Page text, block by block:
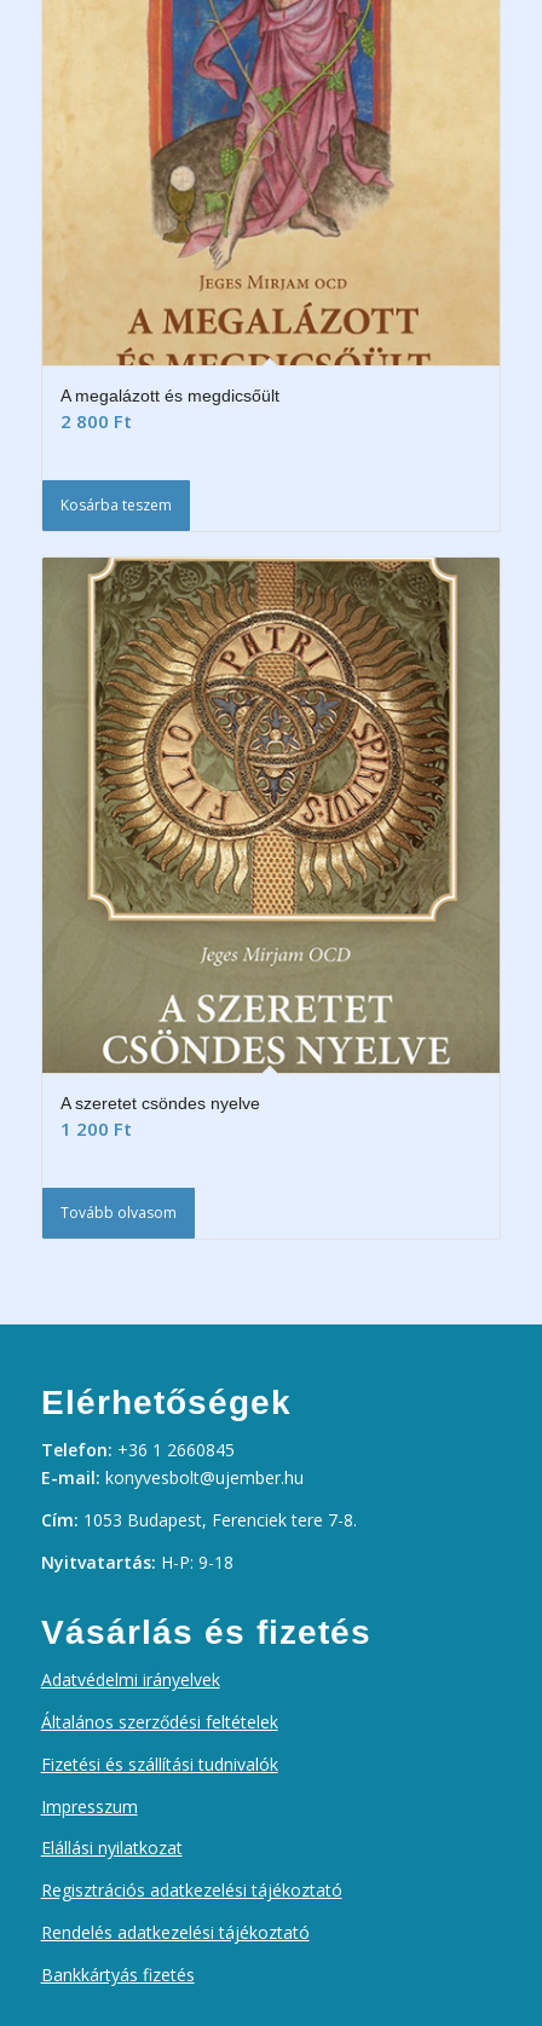
A megalázott és megdicsőült
2 800 Ft
Kosárba teszem
A szeretet csöndes nyelve
1 200 Ft
Tovább olvasom
Elérhetőségek
Telefon: +36 1 2660845
E-mail: konyvesbolt@ujember.hu
Cím: 1053 Budapest, Ferenciek tere 7-8.
Nyitvatartás: H-P: 9-18
Vásárlás és fizetés
Adatvédelmi irányelvek
Általános szerződési feltételek
Fizetési és szállítási tudnivalók
Impresszum
Elállási nyilatkozat
Regisztrációs adatkezelési tájékoztató
Rendelés adatkezelési tájékoztató
Bankkártyás fizetés